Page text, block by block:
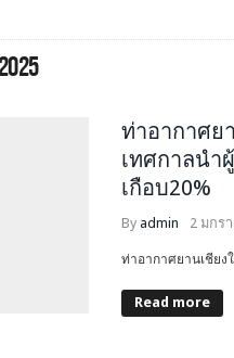
ท่าอากาศย
เทศกาลนำ
เกือบ20%
By admin 2 มกร
ท่าอากาศยานเชียง
Read more